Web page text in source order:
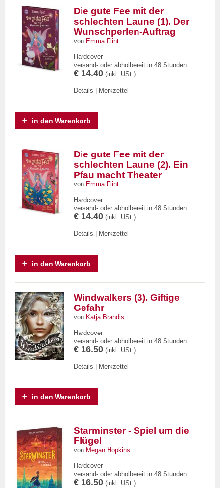
Die gute Fee mit der
schlechten Laune (1). Der
Wunschperlen-Auftrag
von Emma Flint
Hardcover
versand- oder abholbereit in 48 Stunden
€ 14.40 (inkl. USt.)
Details Merkzettel
in den Warenkorb
Die gute Fee mit der
schlechten Laune (2). Ein
Pfau macht Theater
von Emma Flint
Hardcover
versand- oder abholbereit in 48 Stunden
€ 14.40 (inkl. USt.)
Details Merkzettel
in den Warenkorb
Windwalkers (3). Giftige
Gefahr
von Katja Brandis
Hardcover
versand- oder abholbereit in 48 Stunden
€ 16.50 (inkl. USt.)
Details Merkzettel
in den Warenkorb
Starminster - Spiel um die
Flügel
von Megan Hopkins
Hardcover
versand- oder abholbereit in 48 Stunden
€ 16.50 (inkl. USt.)